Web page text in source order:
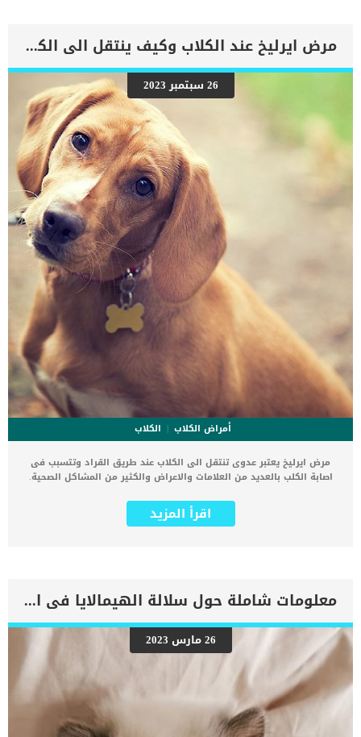
اعراض وعلامات تضخم القلب عند الكلاب فى هذا المقال سنطلعك على
بعض العلامات التي تشير إلى أن كلبك قد اقترب من مرحلة يحتافيها إلى
رعاية المسنين أو قد تفكر في القتل الرحيم. يمكننا اختصار هذه العلامات
على شكل مجموعة من المراحل التى يتدرجها الكلب الى ان يصل الى
النهاية. اهم علامات وفاة الكلاب بسبب قصور القلب الاحتقانى كما ذكرنا
ستكون هذه العلامات عبارة عن مراحل متدرجة الى المرحلة الاخيرة وهى
الوفاة. _المرحلة الاولى, تظهر ان الكلب معرض لخطر الإصابة بسرطان
القلب ، ولكن ليس لديه أعراض ولا تغييرات في القلب. _المرحلة
الثانية,يعاني الكلب […]
مرض ايرليخ عند الكلاب وكيف ينتقل الى الكلب ؟
26 سبتمبر 2023
أمراض الكلاب
الكلاب
مرض ايرليخ يعتبر عدوى تنتقل الى الكلاب عند طريق القراد وتتسبب فى
اصابة الكلب بالعديد من العلامات والاعراض والكثير من المشاكل الصحية.
Ehrlichia خلايا الدم البيضاء وتعيش فيها ، لكن النوع المحدد لها يختلف.
هناك بعض السلالات مثل الجيرمن يصابون بشكل أكثر حدة من هذا المرض
الحشرات والقراد كلما زادت احتمالية اصابته بداء ايرليخ. اعراض وعلامات
داء ايرليخ عند الكلاب حمى الخمول الاكتئاب فقدان الشهية فقدان الوزن
تضخم الغدد الليمفاوية العرج القيء الإسهال سعال كدمات ونزيف غير
طبيعيفقدان التوازن اقرأ ايضا: ما هى الامراض التى ينقلها القراد للكلاب
؟ اسباب مرض ايرليخ عند الكلاب تنتقل بكتيريا E. canis عن طريق قراد
الكلب البني (Rhipicephalus sanguineus). يمكن أن يحدث انتقال المرض في
أقل من ثلاث إلى ست ساعات بعد تعلق القرادة ، وبالتالي فإن الإزالة
السريعة للقراد أمر بالغ الأهمية. تشخيص الطبيب البيطرى لحالة الكلب
سيبدأ طبيبك البيطري أيضًا بإجراء فحص بدني شامل لتقييم […]
اقرأ المزيد
معلومات شاملة حول سلالة الهيمالايا فى القطط
26 مارس 2023